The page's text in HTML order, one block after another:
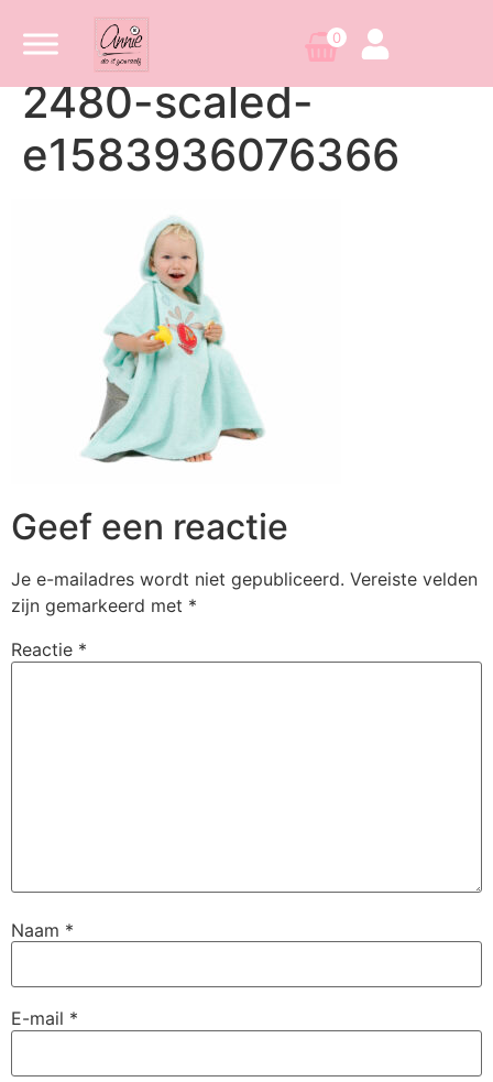
0
2480-scaled-
e1583936076366
Geef een reactie
Je e-mailadres wordt niet gepubliceerd. Vereiste velden
zijn gemarkeerd met *
Reactie *
Naam *
E-mail *